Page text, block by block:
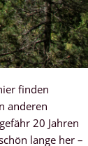
finden
anderen
20 Jahren
lange her –